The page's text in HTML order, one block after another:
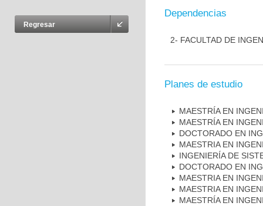
Regresar
Dependencias
2- FACULTAD DE
Planes de estudio
MAESTRÍA EN
MAESTRÍA EN
DOCTORADO EN
MAESTRIA EN
INGENIERÍA DE
DOCTORADO EN
MAESTRIA EN
MAESTRIA EN
MAESTRÍA EN